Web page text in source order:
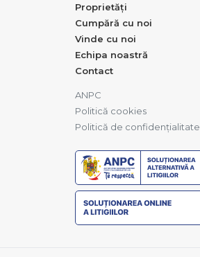
Proprietăți
Cumpără cu noi
Vinde cu noi
Echipa noastră
Contact
ANPC
Politică cookies
Politică de confidențialitate